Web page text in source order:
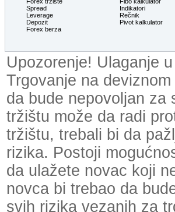
Spread
Leverage
Depozit
Forex berza
Indikatori
Rečnik
Pivot kalkulator
Upozorenje! Ulaganje
Trgovanje na
da bude nepovoljan za
tržištu može da radi
tržištu, trebali bi da
rizika. Postoji
da ulažete novac koji
novca bi trebao da
svih rizika vezanih za